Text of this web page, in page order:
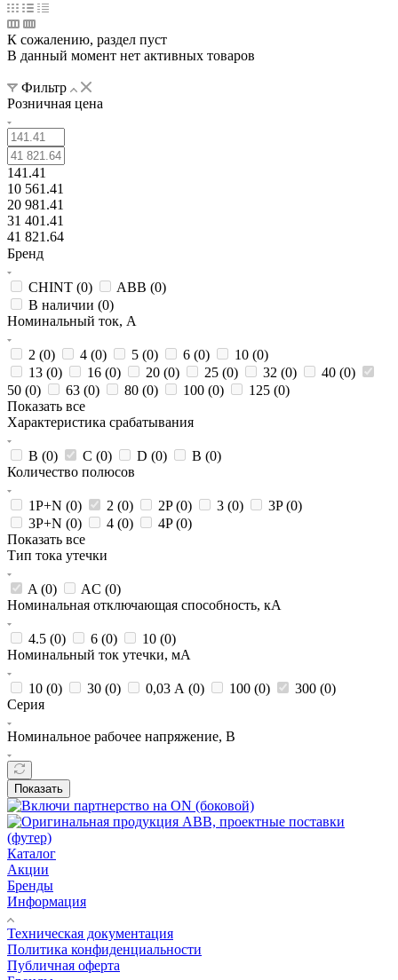
К сожалению, раздел пуст
В данный момент нет активных товаров
Фильтр
Розничная цена
141.41
10 561.41
20 981.41
31 401.41
41 821.64
Бренд
CHINT (0) ABB (0)
В наличии (0)
Номинальный ток, А
2 (0) 4 (0) 5 (0) 6 (0) 10 (0)
13 (0) 16 (0) 20 (0) 25 (0) 32 (0) 40 (0)
50 (0) 63 (0) 80 (0) 100 (0) 125 (0)
Показать все
Характеристика срабатывания
B (0) C (0) D (0) В (0)
Количество полюсов
1P+N (0) 2 (0) 2P (0) 3 (0) 3P (0)
3P+N (0) 4 (0) 4P (0)
Показать все
Тип тока утечки
A (0) AC (0)
Номинальная отключающая способность, кА
4.5 (0) 6 (0) 10 (0)
Номинальный ток утечки, мА
10 (0) 30 (0) 0,03 А (0) 100 (0) 300 (0)
Серия
Номинальное рабочее напряжение, В
Показать
Каталог
Акции
Бренды
Информация
Техническая документация
Политика конфиденциальности
Публичная оферта